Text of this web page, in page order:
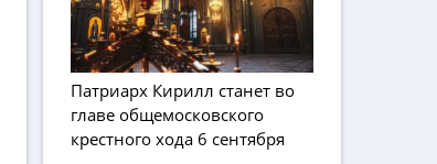
Патриарх Кирилл станет во
главе общемосковского
крестного хода 6 сентября